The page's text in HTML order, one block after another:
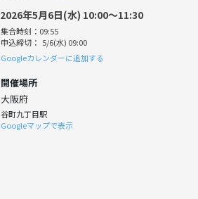
2026年5月6日(水) 10:00〜11:30
集合時刻：09:55
申込締切： 5/6(水) 09:00
Googleカレンダーに追加する
開催場所
大阪府
谷町九丁目駅
Googleマップで表示